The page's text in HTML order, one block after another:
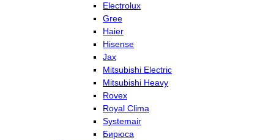
Electrolux
Gree
Haier
Hisense
Jax
Mitsubishi Electric
Mitsubishi Heavy
Rovex
Royal Clima
Systemair
Бирюса